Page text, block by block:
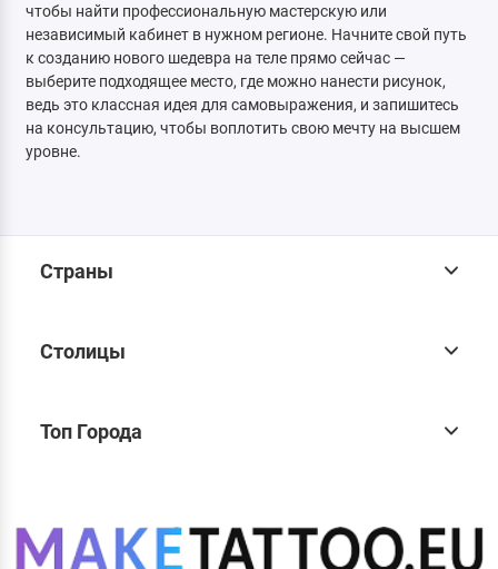
чтобы найти профессиональную мастерскую или
независимый кабинет в нужном регионе. Начните свой путь
к созданию нового шедевра на теле прямо сейчас —
выберите подходящее место, где можно нанести рисунок,
ведь это классная идея для самовыражения, и запишитесь
на консультацию, чтобы воплотить свою мечту на высшем
уровне.
Страны
Столицы
Топ Города